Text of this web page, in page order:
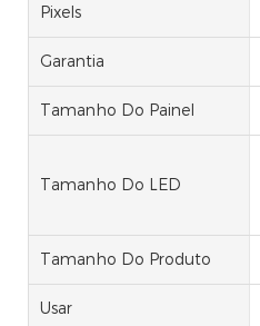
Pixels
Garantia
Tamanho Do Painel
Tamanho Do LED
Tamanho Do Produto
Usar